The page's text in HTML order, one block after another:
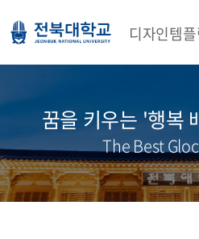
디자인템
꿈을 키우는 '행복
The Best